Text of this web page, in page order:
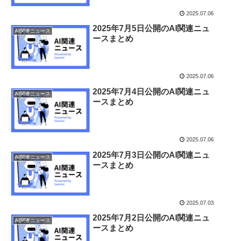
2025.07.06
AI関連ニュース
2025年7月5日公開のAI関連ニュ
ースまとめ
2025.07.06
AI関連ニュース
2025年7月4日公開のAI関連ニュ
ースまとめ
2025.07.06
AI関連ニュース
2025年7月3日公開のAI関連ニュ
ースまとめ
2025.07.03
AI関連ニュース
2025年7月2日公開のAI関連ニュ
ースまとめ